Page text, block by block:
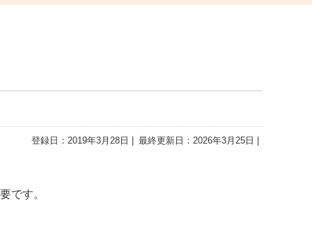
登録日：2019年3月28日 最終更新日：2026年3月25日
です。